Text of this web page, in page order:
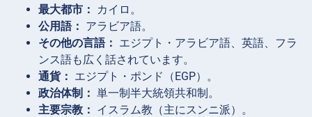
最大都市：
カイロ。
公用語： アラビア語。
その他の言語： エジプト・アラビア語、英語、フラ
ンス語も広く話されています。
通貨： エジプト・ポンド（EGP）。
政治体制： 単一制半大統領共和制。
主要宗教： イスラム教（主にスンニ派）。